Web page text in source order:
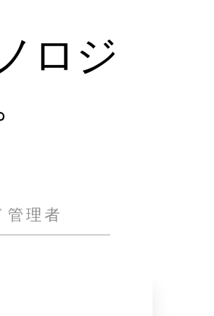
ロジ
管理者